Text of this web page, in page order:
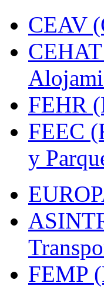
CEAV
FEHR
FEEC
y
FEMP